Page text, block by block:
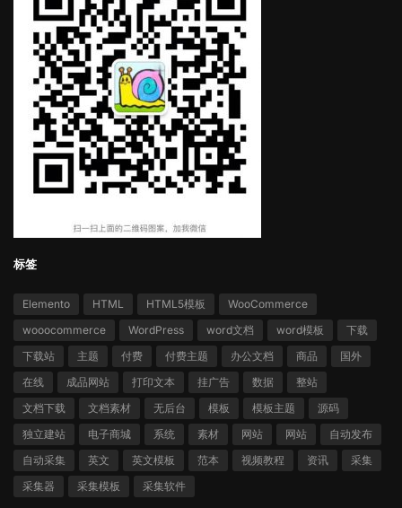
标签
Elemento HTML HTML5模板
WooCommerce
wooocommerce
WordPress word文档 word模板
下载
下载站
主题 付费 付费主题 办公文档 商品
国外
在线
成品网站 打印文本 挂广告 数据
整站
文档下载
文档素材 无后台 模板 模板主题
源码
独立建站
电子商城 系统 素材 网站 网站
自动发布
自动采集
英文 英文模板 范本 视频教程 资讯
采集
采集器
采集模板 采集软件